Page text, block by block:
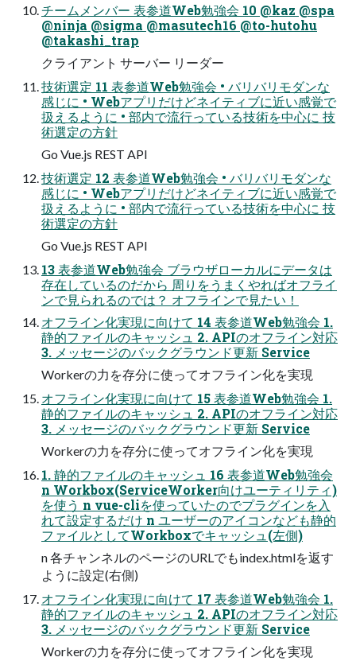
チームメンバー 表参道Web勉強会 10 @kaz @spa
@ninja @sigma @masutech16 @to-hutohu
@takashi_trap
クライアント サーバー リーダー
技術選定 11 表参道Web勉強会 • バリバリモダンな
感じに • Webアプリだけどネイティブに近い感覚で
扱えるように • 部内で流行っている技術を中心に 技
術選定の方針
Go Vue.js REST API
技術選定 12 表参道Web勉強会 • バリバリモダンな
感じに • Webアプリだけどネイティブに近い感覚で
扱えるように • 部内で流行っている技術を中心に 技
術選定の方針
Go Vue.js REST API
13 表参道Web勉強会 ブラウザローカルにデータは
存在しているのだから 周りをうまくやればオフライ
ンで見られるのでは？ オフラインで見たい！
オフライン化実現に向けて 14 表参道Web勉強会 1.
静的ファイルのキャッシュ 2. APIのオフライン対応
3. メッセージのバックグラウンド更新 Service
Workerの力を存分に使ってオフライン化を実現
オフライン化実現に向けて 15 表参道Web勉強会 1.
静的ファイルのキャッシュ 2. APIのオフライン対応
3. メッセージのバックグラウンド更新 Service
Workerの力を存分に使ってオフライン化を実現
1. 静的ファイルのキャッシュ 16 表参道Web勉強会
n Workbox(ServiceWorker向けユーティリティ)
を使う n vue-cliを使っていたのでプラグインを入
れて設定するだけ n ユーザーのアイコンなども静的
ファイルとしてWorkboxでキャッシュ(左側)
n 各チャンネルのページのURLでもindex.htmlを返す
ように設定(右側)
オフライン化実現に向けて 17 表参道Web勉強会 1.
静的ファイルのキャッシュ 2. APIのオフライン対応
3. メッセージのバックグラウンド更新 Service
Workerの力を存分に使ってオフライン化を実現